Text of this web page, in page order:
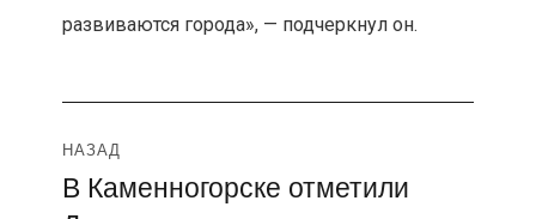
развиваются города», — подчеркнул он.
Навигация
по
НАЗАД
Предыдущая
В Каменногорске отметили